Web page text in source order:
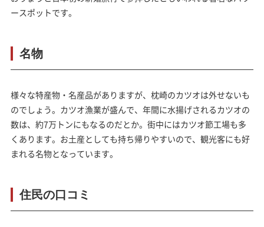
ースポットです。
名物
様々な特産物・名産品がありますが、枕崎のカツオは外せないも
のでしょう。カツオ漁業が盛んで、年間に水揚げされるカツオの
数は、約7万トンにもなるのだとか。街中にはカツオ節工場も多
くあります。お土産としても持ち帰りやすいので、観光客にも好
まれる名物となっています。
住民の口コミ